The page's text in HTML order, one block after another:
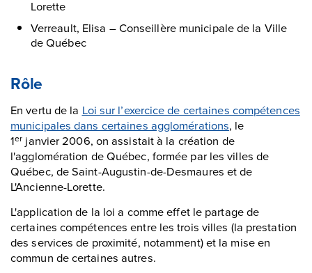
Lorette
Verreault, Elisa – Conseillère municipale de la Ville
de Québec
Rôle
En vertu de la Loi sur l’exercice de certaines compétences
municipales dans certaines agglomérations, le
1er janvier 2006, on assistait à la création de
l'agglomération de Québec, formée par les villes de
Québec, de Saint-Augustin-de-Desmaures et de
L'Ancienne-Lorette.
L'application de la loi a comme effet le partage de
certaines compétences entre les trois villes (la prestation
des services de proximité, notamment) et la mise en
commun de certaines autres.